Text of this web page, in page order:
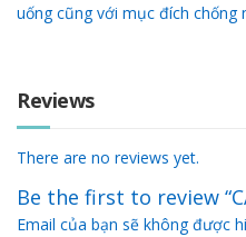
uống cũng với mục đích chống
Reviews
There are no reviews yet.
Be the first to review
Email của bạn sẽ không được